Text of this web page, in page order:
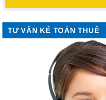
TƯ VẤN KẾ TOÁN THUẾ